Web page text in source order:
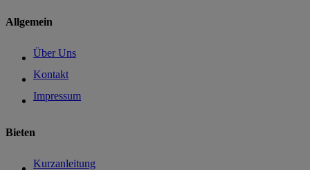
Allgemein
Über Uns
Kontakt
Impressum
Bieten
Kurzanleitung